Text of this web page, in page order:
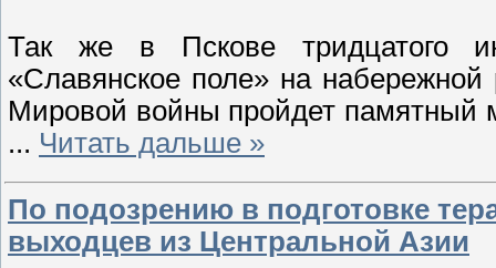
Так же в Пскове тридцатого
«Славянское поле» на
Мировой войны пройдет памятный
... Читать дальше »
По подозрению в подготовке
выходцев из Центральной Азии